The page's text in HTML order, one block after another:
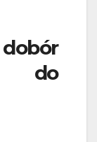
do